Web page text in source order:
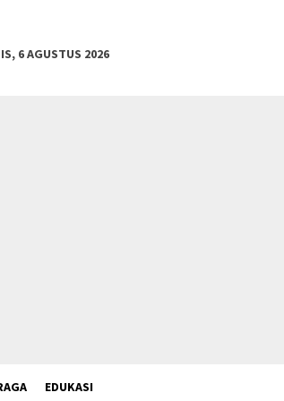
6 AGUSTUS 2026
EDUKASI